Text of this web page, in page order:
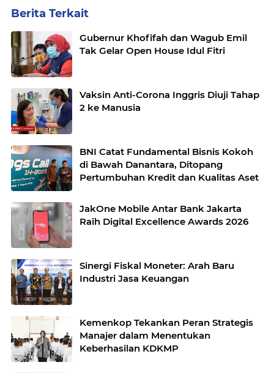
Berita Terkait
Gubernur Khofifah dan Wagub Emil
Tak Gelar Open House Idul Fitri
Vaksin Anti-Corona Inggris Diuji Tahap
2 ke Manusia
BNI Catat Fundamental Bisnis Kokoh
di Bawah Danantara, Ditopang
Pertumbuhan Kredit dan Kualitas Aset
JakOne Mobile Antar Bank Jakarta
Raih Digital Excellence Awards 2026
Sinergi Fiskal Moneter: Arah Baru
Industri Jasa Keuangan
Kemenkop Tekankan Peran Strategis
Manajer dalam Menentukan
Keberhasilan KDKMP